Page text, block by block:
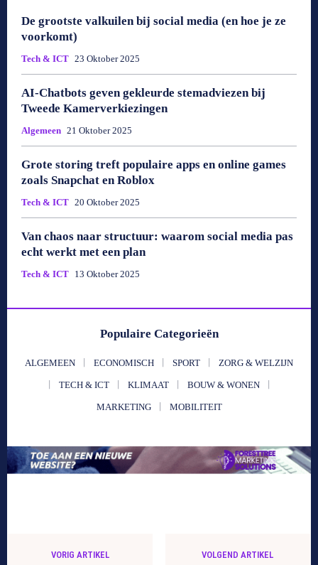
De grootste valkuilen bij social media (en hoe je ze
voorkomt)
Tech & ICT 23 Oktober 2025
AI-Chatbots geven gekleurde stemadviezen bij
Tweede Kamerverkiezingen
Algemeen 21 Oktober 2025
Grote storing treft populaire apps en online games
zoals Snapchat en Roblox
Tech & ICT 20 Oktober 2025
Van chaos naar structuur: waarom social media pas
echt werkt met een plan
Tech & ICT 13 Oktober 2025
Populaire Categorieën
ALGEMEEN ECONOMISCH SPORT ZORG & WELZIJN
TECH & ICT KLIMAAT BOUW & WONEN
MARKETING MOBILITEIT
VORIG ARTIKEL VOLGEND ARTIKEL